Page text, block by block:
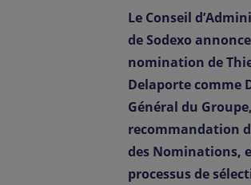
Le Conseil
de Sodexo
nomination de
Delaporte comme
Général du
recommandation
des Nominations,
processus de